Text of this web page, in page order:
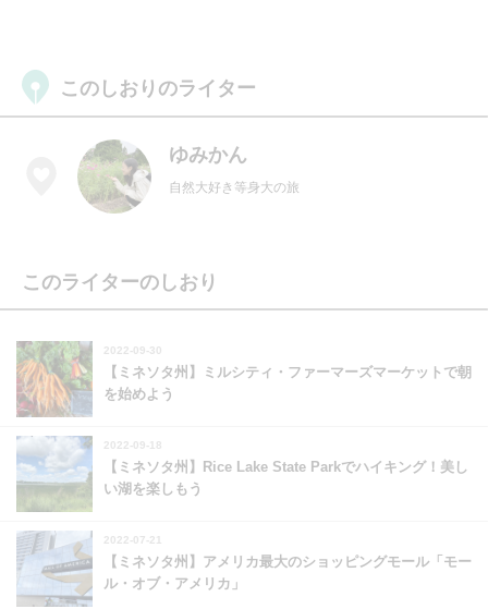
このしおりのライター
ゆみかん
自然大好き等身大の旅
このライターのしおり
2022-09-30
【ミネソタ州】ミルシティ・ファーマーズマーケットで朝
を始めよう
2022-09-18
【ミネソタ州】Rice Lake State Parkでハイキング！美し
い湖を楽しもう
2022-07-21
【ミネソタ州】アメリカ最大のショッピングモール「モー
ル・オブ・アメリカ」